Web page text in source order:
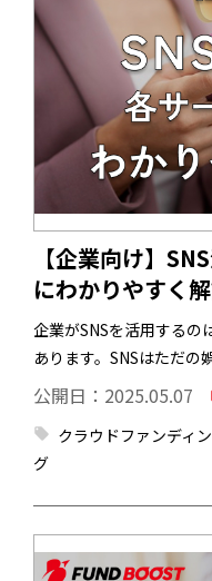
【企業向け】
にわかりやすく
企業がSNSを活用するの
あります。SNSはただの
はなく、ビジネス経営や
得られているケースはそ
用するときは、活用術を
も解説するので、ご参考
公開日：2025.05.07
クラウドファンディ
グ